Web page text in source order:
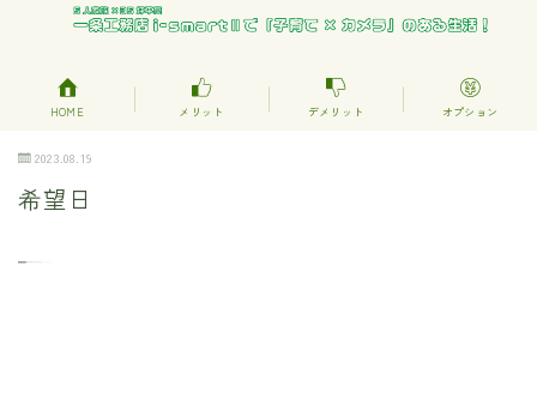
HOME メリット デメリット オプション
2023.08.19
希望日